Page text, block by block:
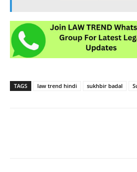
TAGS law trend hindi sukhbir badal